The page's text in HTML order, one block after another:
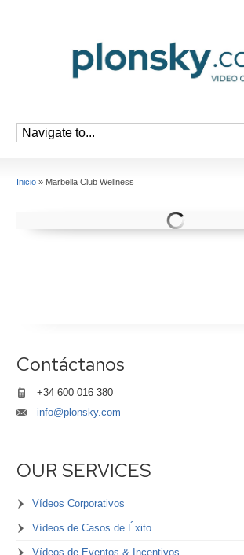
Inicio » Marbella Club Wellness
Contáctanos
+34 600 016 380
info@plonsky.com
OUR SERVICES
Vídeos Corporativos
Vídeos de Casos de Éxito
Vídeos de Eventos & Incentivos